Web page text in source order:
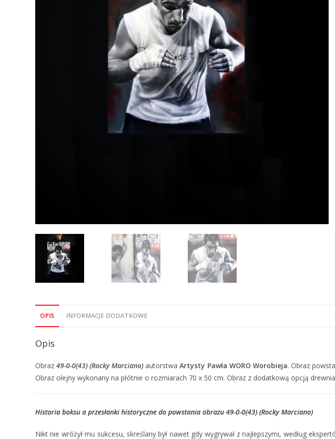
OPIS INFORMACJE DODATKOWE
Opis
Obraz49-0-0(43) (Rocky Marciano) autorstwaArtysty Pawła WORO Worobieja. Obraz
Obraz olejny wykonany na płótnie o rozmiarach 70 x 50 cm. Obraz z dodatkową opcją
Historia boksu a przesłanki historyczne do powstania obrazu 49-0-0(43) (Rocky Marciano)
Nikt nie wróżył mu sukcesu, skreślany był nawet gdy wygrywał z najlepszymi, według